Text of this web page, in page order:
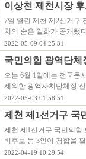
이상천 제천시장
7일 열린 제천 제2선거구
치의 숨은 일화가 공개됐
2022-05-09 04:25:31
국민의힘 광역단
오는 6월 1일에는 전국동
제외한 광역자치단체장
2022-05-03 01:58:51
제천 제1선거구 국
제천 제1선거구 국민의힘
비후보 등 3인이 경합을
2022-04-19 10:29:54